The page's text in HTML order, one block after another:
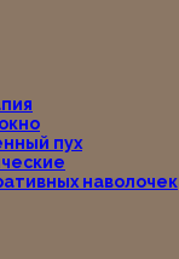
пух
наволочек